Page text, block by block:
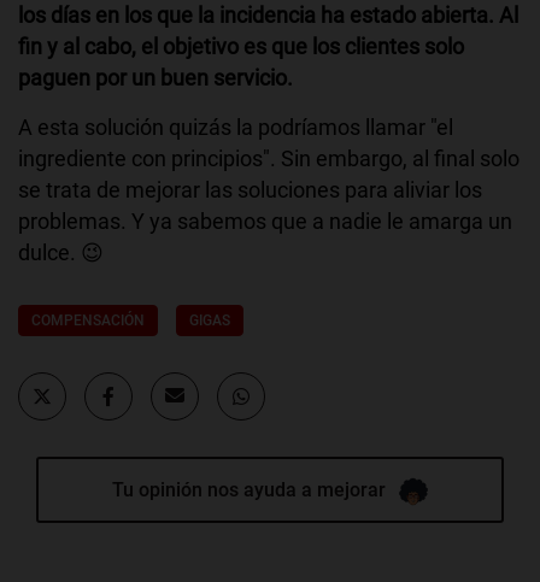
los días en los que la incidencia ha estado abierta. Al
fin y al cabo, el objetivo es que los clientes solo
paguen por un buen servicio.
A esta solución quizás la podríamos llamar "el
ingrediente con principios". Sin embargo, al final solo
se trata de mejorar las soluciones para aliviar los
problemas. Y ya sabemos que a nadie le amarga un
dulce. 😉
COMPENSACIÓN GIGAS
Tu opinión nos ayuda a mejorar